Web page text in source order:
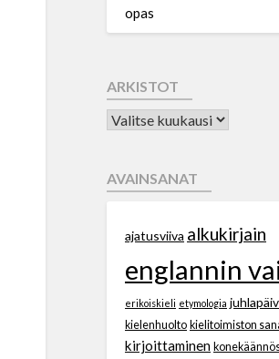
opas
ARKISTOT
AVAINSANAT
ajatusviiva alkukirjain
englannin
erikoiskieli etymologia
kielenhuolto kielitoimiston
kirjoittaminen